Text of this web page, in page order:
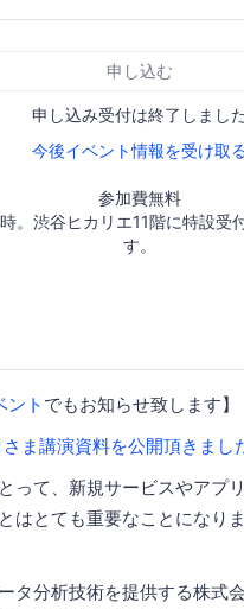
申し込む
申し込み受付は終了しました
今後イベント情報を受け取
参加費無料
。渋谷ヒカリエ11階に特設受
す。
ト でもお知らせ致します】
ま講演資料を公開頂きまし
って、新規サービスやアプ
はとても重要なことになり
タ分析技術を提供する株式